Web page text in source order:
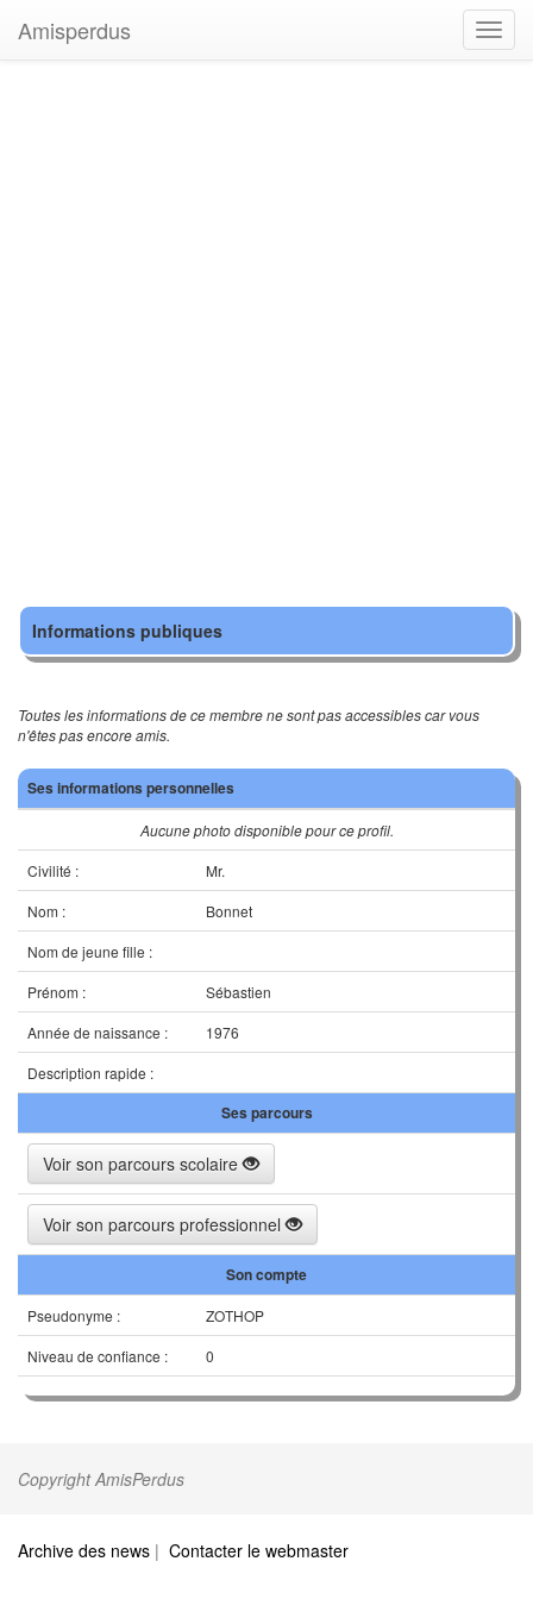
Amisperdus
Informations publiques
Toutes les informations de ce membre ne sont pas accessibles car vous
n'êtes pas encore amis.
Ses informations personnelles
Aucune photo disponible pour ce profil.
Civilité :
Mr.
Nom :
Bonnet
Nom de jeune fille :
Prénom :
Sébastien
Année de naissance :
1976
Description rapide :
Ses parcours
Voir son parcours scolaire
Voir son parcours professionnel
Son compte
Pseudonyme :
ZOTHOP
Niveau de confiance :
0
Copyright AmisPerdus
Archive des news | Contacter le webmaster